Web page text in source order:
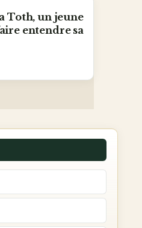
Toth, un jeune
entendre sa